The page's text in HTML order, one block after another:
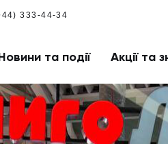
333-44-34
та події Акції та